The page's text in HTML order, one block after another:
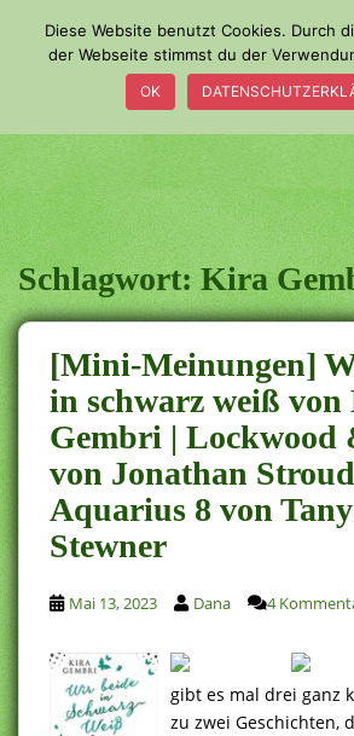
o
m
a
i
n
c
o
n
t
e
n
t
Schlagwort:Kira
[Mini-Meinungen]
in schwarz weiß
Gembri | Lockwood
von Jonathan
Aquarius 8 von
Stewner
Mai 13, 2023 Dana 4
gibt es mal drei ganz
zu zwei Geschichten,
Diese Website benutzt Cookies. Durch
der Webseite stimmst du der
OK